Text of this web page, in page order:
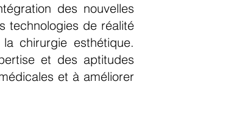
des nouvelles
technologies de réalité
chirurgie esthétique.
et des aptitudes
et à améliorer